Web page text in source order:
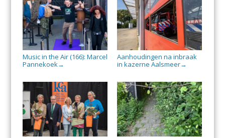
Music in the Air (166): Marcel
Pannekoek→
Aanhoudingen na inbraak
in kazerne Aalsmeer→